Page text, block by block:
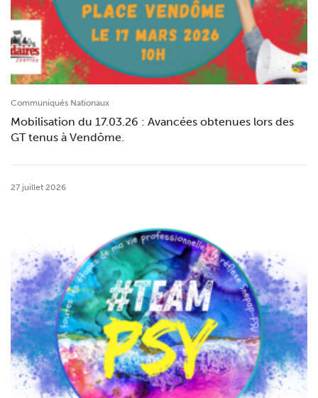
Communiqués Nationaux
Mobilisation du 17.03.26 : Avancées obtenues lors des
GT tenus à Vendôme.
27 juillet 2026